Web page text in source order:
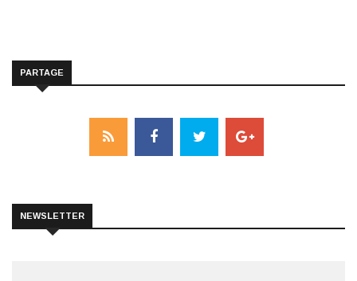
PARTAGE
NEWSLETTER